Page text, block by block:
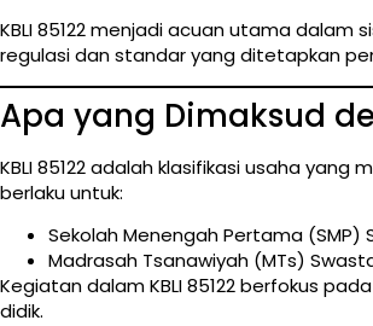
KBLI 85122 menjadi acuan utama
regulasi dan standar yang ditetapkan
Apa yang Dimaksud
KBLI 85122 adalah klasifikasi usaha yang
berlaku untuk:
Sekolah Menengah Pertama (SMP)
Madrasah Tsanawiyah (MTs)
Kegiatan dalam KBLI 85122 berfokus
didik.